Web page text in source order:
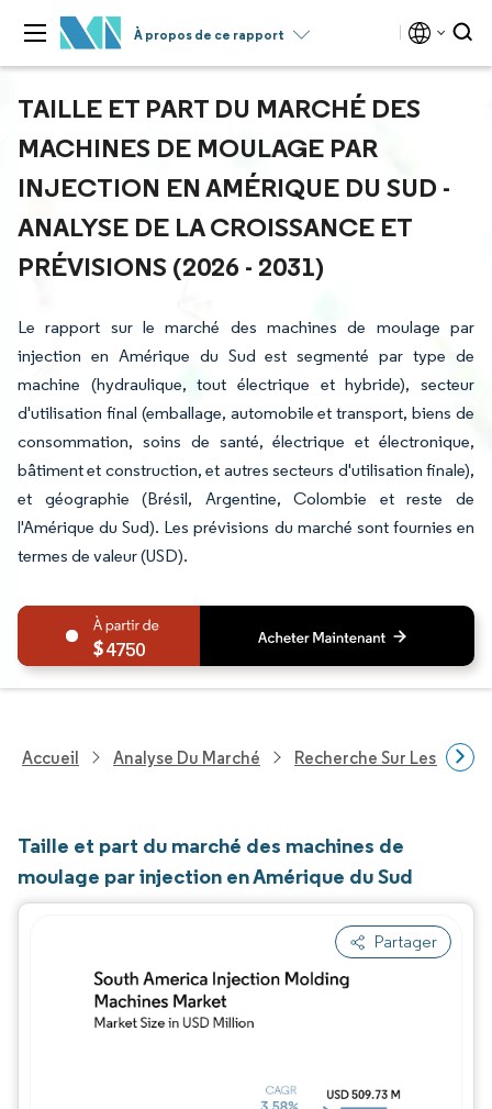
À propos de ce rapport
TAILLE ET PART DU MARCHÉ DES
MACHINES DE MOULAGE PAR
INJECTION EN AMÉRIQUE DU SUD -
ANALYSE DE LA CROISSANCE ET
PRÉVISIONS (2026 - 2031)
Le rapport sur le marché des machines de moulage par
injection en Amérique du Sud est segmenté par type de
machine (hydraulique, tout électrique et hybride), secteur
d'utilisation final (emballage, automobile et transport, biens de
consommation, soins de santé, électrique et électronique,
bâtiment et construction, et autres secteurs d'utilisation finale),
et géographie (Brésil, Argentine, Colombie et reste de
l'Amérique du Sud). Les prévisions du marché sont fournies en
termes de valeur (USD).
4750
Accueil Analyse Du Marché Recherche Sur Les
Taille et part du marché des machines de
moulage par injection en Amérique du Sud
Partager